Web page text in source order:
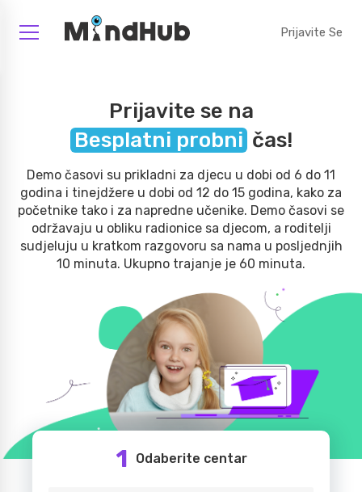
Prijavite Se
Prijavite se na
Besplatni probničas!
Demo časovi su prikladni za djecu u dobi od 6 do 11
godina i tinejdžere u dobi od 12 do 15 godina, kako za
početnike tako i za napredne učenike. Demo časovi se
održavaju u obliku radionice sa djecom, a roditelji
sudjeluju u kratkom razgovoru sa nama u posljednjih
10 minuta. Ukupno trajanje je 60 minuta.
1 Odaberite centar